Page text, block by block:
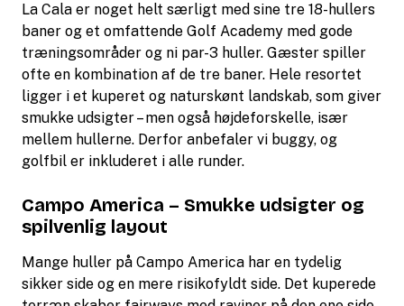
La Cala er noget helt særligt med sine tre 18-hullers
baner og et omfattende Golf Academy med gode
træningsområder og ni par-3 huller. Gæster spiller
ofte en kombination af de tre baner. Hele resortet
ligger i et kuperet og naturskønt landskab, som giver
smukke udsigter – men også højdeforskelle, især
mellem hullerne. Derfor anbefaler vi buggy, og
golfbil er inkluderet i alle runder.
Campo America – Smukke udsigter og
spilvenlig layout
Mange huller på Campo America har en tydelig
sikker side og en mere risikofyldt side. Det kuperede